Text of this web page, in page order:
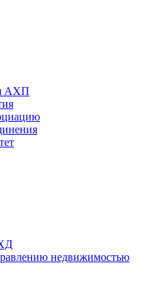
АХП
недвижимостью